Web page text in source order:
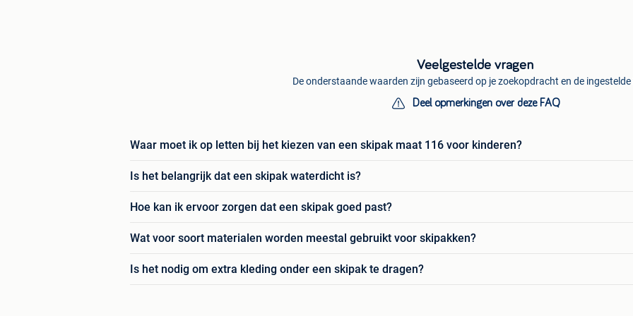
Veelgestelde vragen
De onderstaande waarden zijn gebaseerd op je zoekopdracht en de
Deel opmerkingen over deze FAQ
Waar moet ik op letten bij het kiezen van een skipak maat 116 voor kinderen?
Is het belangrijk dat een skipak waterdicht is?
Hoe kan ik ervoor zorgen dat een skipak goed past?
Wat voor soort materialen worden meestal gebruikt voor skipakken?
Is het nodig om extra kleding onder een skipak te dragen?